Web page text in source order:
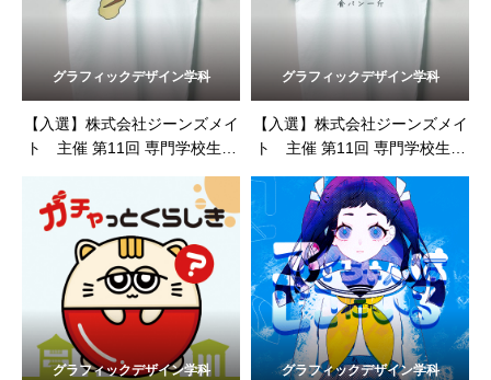
グラフィックデザイン学科
【入選】株式会社ジーンズメイ
ト 主催 第11回 専門学校生対
象 SPRING&SUMMER 2023 T
シャツデザインコンテスト
グラフィックデザイン学科
【入選】株式会社ジーンズメイ
ト 主催 第11回 専門学校生対
象 SPRING&SUMMER 2023 T
シャツデザインコンテスト
グラフィックデザイン学科 グラフィックデザイン学科